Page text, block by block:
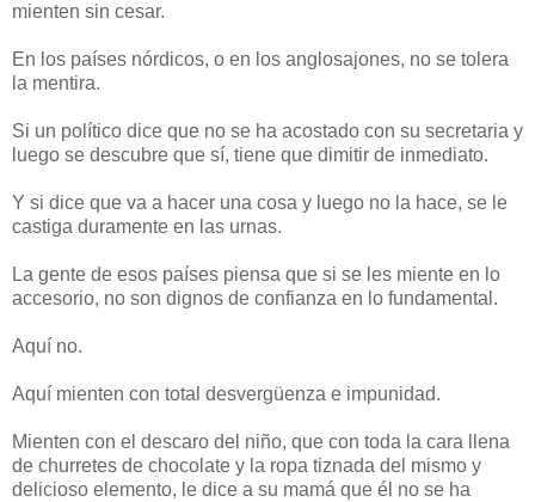
mienten sin cesar.
En los países nórdicos, o en los anglosajones, no se tolera
la mentira.
Si un político dice que no se ha acostado con su secretaria y
luego se descubre que sí, tiene que dimitir de inmediato.
Y si dice que va a hacer una cosa y luego no la hace, se le
castiga duramente en las urnas.
La gente de esos países piensa que si se les miente en lo
accesorio, no son dignos de confianza en lo fundamental.
Aquí no.
Aquí mienten con total desvergüenza e impunidad.
Mienten con el descaro del niño, que con toda la cara llena
de churretes de chocolate y la ropa tiznada del mismo y
delicioso elemento, le dice a su mamá que él no se ha